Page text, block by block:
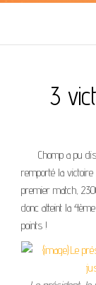
3
Chomp a pu
remporté la
premier match,
donc atteint la
points !